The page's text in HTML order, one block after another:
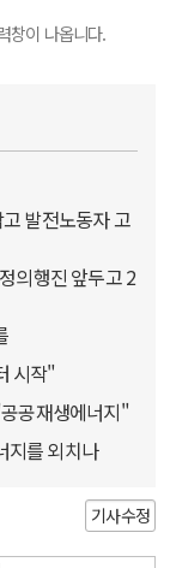
창이 나옵니다.
발전노동자 고
의행진 앞두고 2
시작"
공재생에너지"
지를 외치나
기사수정